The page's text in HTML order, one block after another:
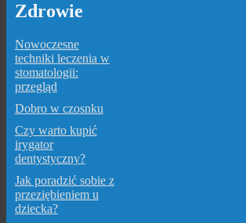
Zdrowie
Nowoczesne
techniki leczenia w
stomatologii:
przegląd
Dobro w czosnku
Czy warto kupić
irygator
dentystyczny?
Jak poradzić sobie z
przeziębieniem u
dziecka?